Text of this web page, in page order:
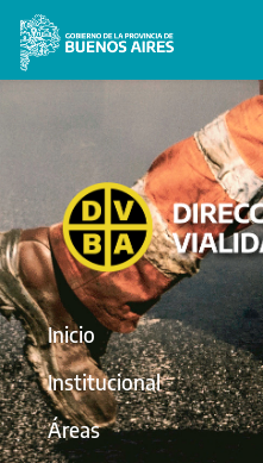
Inicio
Institucional
Áreas